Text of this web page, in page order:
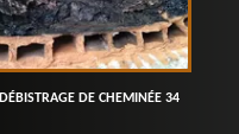
DÉBISTRAGE DE CHEMINÉE 34